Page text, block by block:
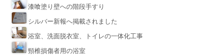
漆喰塗り壁への階段手すり
シルバー新報へ掲載されました
浴室、洗面脱衣室、トイレの一体化工事
頸椎損傷者用の浴室